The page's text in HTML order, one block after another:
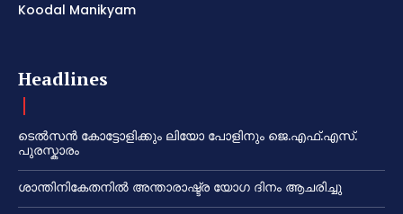
Koodal Manikyam
Headlines
ടെൽസൻ കോട്ടോളിക്കും ലിയോ പോളിനും ജെ.എഫ്.എസ്.
പുരസ്കാരം
ശാന്തിനികേതനിൽ അന്താരാഷ്ട്ര യോഗ ദിനം ആചരിച്ചു